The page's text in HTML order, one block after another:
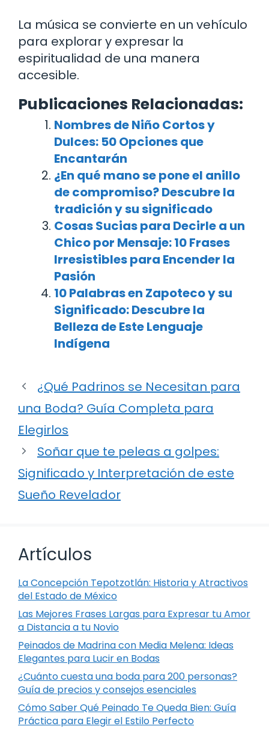
La música se convierte en un vehículo
para explorar y expresar la
espiritualidad de una manera
accesible.
Publicaciones Relacionadas:
Nombres de Niño Cortos y
Dulces: 50 Opciones que
Encantarán
¿En qué mano se pone el anillo
de compromiso? Descubre la
tradición y su significado
Cosas Sucias para Decirle a un
Chico por Mensaje: 10 Frases
Irresistibles para Encender la
Pasión
10 Palabras en Zapoteco y su
Significado: Descubre la
Belleza de Este Lenguaje
Indígena
¿Qué Padrinos se Necesitan para
una Boda? Guía Completa para
Elegirlos
Soñar que te peleas a golpes:
Significado y Interpretación de este
Sueño Revelador
Artículos
La Concepción Tepotzotlán: Historia y Atractivos
del Estado de México
Las Mejores Frases Largas para Expresar tu Amor
a Distancia a tu Novio
Peinados de Madrina con Media Melena: Ideas
Elegantes para Lucir en Bodas
¿Cuánto cuesta una boda para 200 personas?
Guía de precios y consejos esenciales
Cómo Saber Qué Peinado Te Queda Bien: Guía
Práctica para Elegir el Estilo Perfecto